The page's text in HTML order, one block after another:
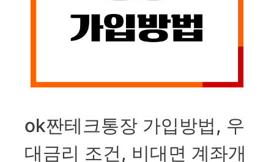
ok짠테크통장 가입방법, 우
대금리 조건, 비대면 계좌개